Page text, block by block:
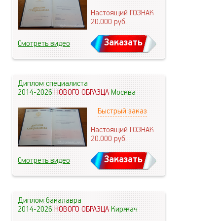
Настоящий ГОЗНАК
20.000руб.
Смотреть видео Заказать
Диплом специалиста
2014-2026НОВОГО ОБРАЗЦАМосква
Быстрый заказ
Настоящий ГОЗНАК
20.000руб.
Смотреть видео Заказать
Диплом бакалавра
2014-2026НОВОГО ОБРАЗЦАКиржач